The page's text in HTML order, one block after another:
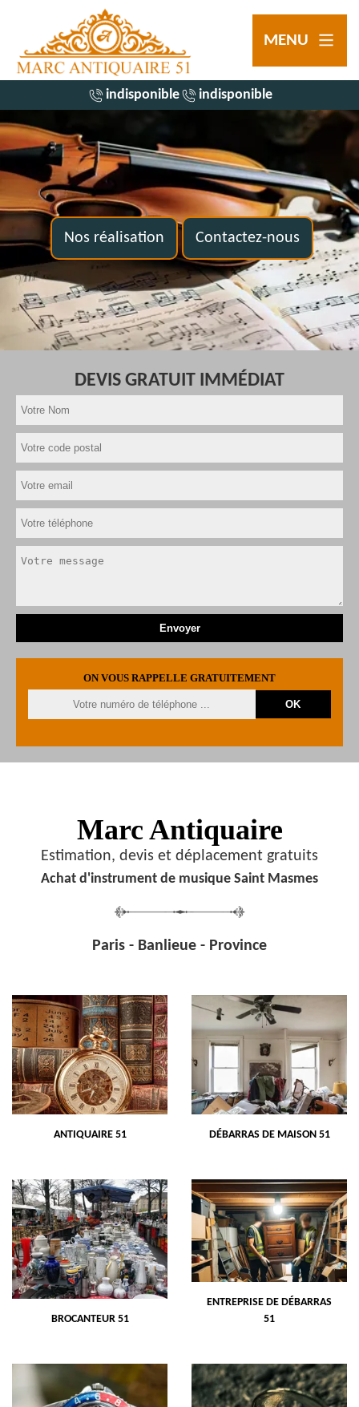
MENU
indisponible indisponible
Nos réalisation Contactez-nous
DEVIS GRATUIT IMMÉDIAT
ON VOUS RAPPELLE GRATUITEMENT
Marc Antiquaire
Estimation, devis et déplacement gratuits
Achat d'instrument de musique Saint Masmes
Paris - Banlieue - Province
ANTIQUAIRE 51 DÉBARRAS DE MAISON 51
BROCANTEUR 51
ENTREPRISE DE DÉBARRAS
51